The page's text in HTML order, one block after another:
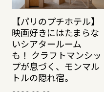
【パリのプチホテル】
映画好きにはたまらな
いシアタールーム
も！ クラフトマンシッ
プが息づく、モンマル
トルの隠れ宿。